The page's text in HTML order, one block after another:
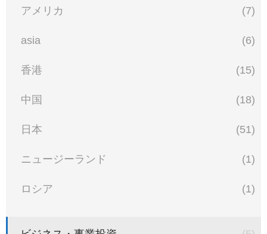
アメリカ (7)
asia (6)
香港 (15)
中国 (18)
日本 (51)
ニュージーランド (1)
ロシア (1)